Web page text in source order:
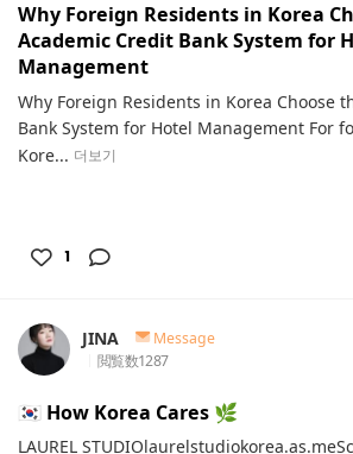
Why Foreign Residents in Korea
Academic Credit Bank System for
Management
Why Foreign Residents in Korea Choose
Bank System for Hotel Management For
Kore... 더보기
1
JINA
Message
閲覧数1287
🇰🇷 How Korea Cares 🌿
LAUREL